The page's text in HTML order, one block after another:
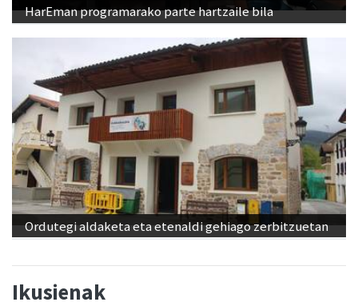
HarEman programarako parte hartzaile bila
Ordutegi aldaketa eta etenaldi gehiago zerbitzuetan
Ikusienak